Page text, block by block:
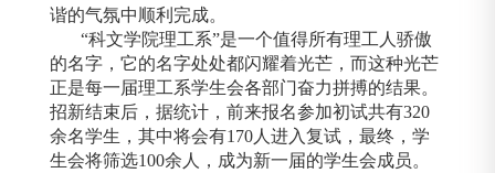
谐的气氛中顺利完成。
“科文学院理工系”是一个值得所有理工人骄傲
的名字，它的名字处处都闪耀着光芒，而这种光芒
正是每一届理工系学生会各部门奋力拼搏的结果。
招新结束后，据统计，前来报名参加初试共有320
余名学生，其中将会有170 人进入复试，最终，学
生会将筛选100余人，成为新一届的学生会成员。